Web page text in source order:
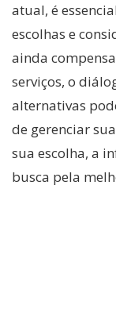
atual, é
escolhas e
ainda
serviços, o
alternativas
de gerenciar
sua escolha, a
busca pela